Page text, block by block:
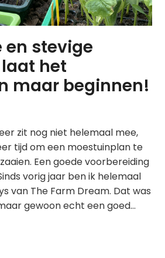
en stevige
het
maar beginnen!
zit nog niet helemaal mee,
tijd om een moestuinplan te
Een goede voorbereiding
vorig jaar ben ik helemaal
van The Farm Dream. Dat was
gewoon echt een goed…